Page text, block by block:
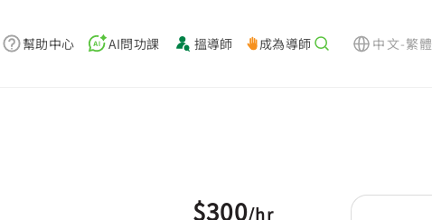
幫助中心 AI問功課 搵導師 成為導師 中文-繁體
$300/hr